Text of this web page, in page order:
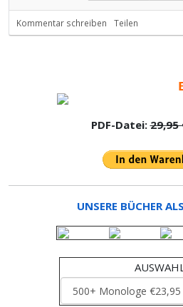
Kommentar schreiben Teilen
PDF-Datei:29,95
UNSERE BÜCHER